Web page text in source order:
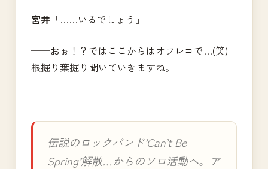
宮井 「……いるでしょう」
──おぉ！？ではここからはオフレコで…(笑)
根掘り葉掘り聞いていきますね。
伝説のロックバンド’Can’t Be
Spring’解散…からのソロ活動へ。ア